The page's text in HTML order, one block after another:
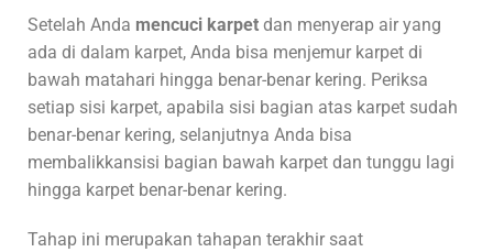
Setelah Anda mencuci karpet dan menyerap air yang
ada di dalam karpet, Anda bisa menjemur karpet di
bawah matahari hingga benar-benar kering. Periksa
setiap sisi karpet, apabila sisi bagian atas karpet sudah
benar-benar kering, selanjutnya Anda bisa
membalikkansisi bagian bawah karpet dan tunggu lagi
hingga karpet benar-benar kering.
Tahap ini merupakan tahapan terakhir saat